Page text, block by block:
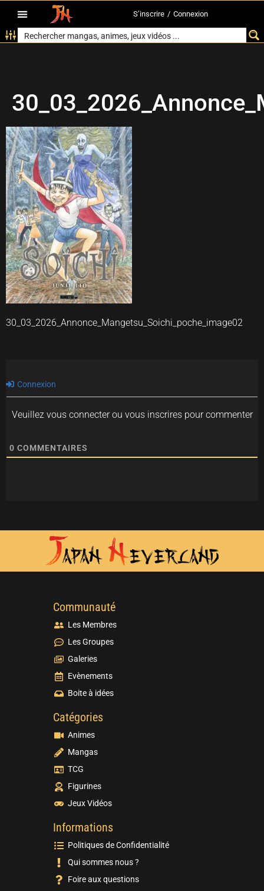
S’inscrire / Connexion
30_03_2026_Annonce_Mangetsu_Soichi_poche_image02
Connexion
Veuillez vous connecter ou vous inscrires pour commenter
0 COMMENTAIRES
Communauté
Les Membres
Les Groupes
Galeries
Evènements
Boite à idées
Catégories
Animes
Mangas
TCG
Figurines
Jeux Vidéos
Informations
Politiques de Confidentialité
Qui sommes nous ?
Foire aux questions